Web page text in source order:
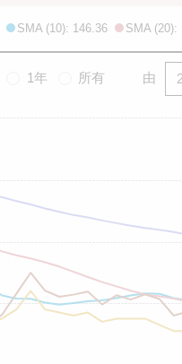
SMA (10): 146.36 SMA (20):
1年 所有 由